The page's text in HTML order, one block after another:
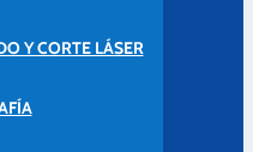
Y CORTE LÁSER